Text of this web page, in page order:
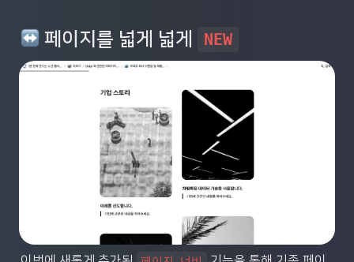
페이지를 넓게 넓게 NEW